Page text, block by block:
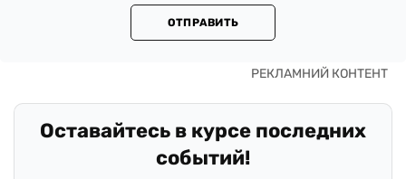
ОТПРАВИТЬ
Оставайтесь в курсе последних
событий!